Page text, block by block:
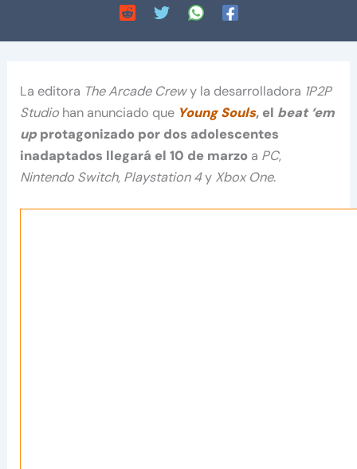
La editora The Arcade Crewy la desarrolladora 1P2P
Studio han anunciado que Young Souls, el beat ‘em
upprotagonizado por dos adolescentes
inadaptados llegará el 10 de marzo a PC,
Nintendo Switch, Playstation 4y Xbox One.